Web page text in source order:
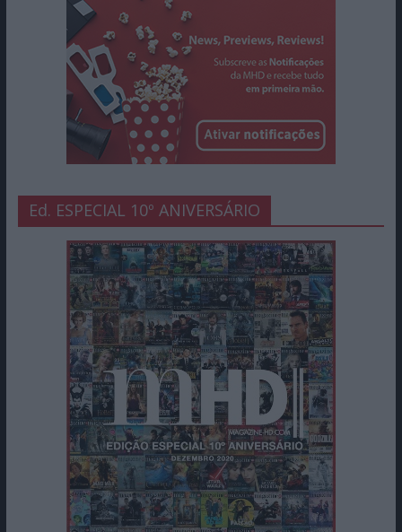
Ed. ESPECIAL 10º ANIVERSÁRIO